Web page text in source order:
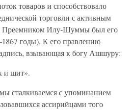
товаров и способствовало
торговли с активным
Преемником Илу-Шуммы был его
годы). К его правлению
взывающая к богу Ашшуру:
и щит».
сталкиваемся с упоминанием
ассирийцами того